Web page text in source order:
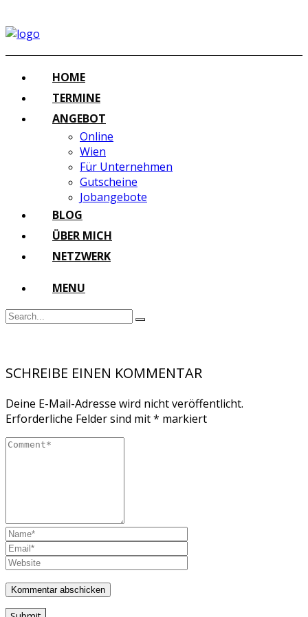
HOME
TERMINE
ANGEBOT
Online
Wien
Für Unternehmen
Gutscheine
Jobangebote
BLOG
ÜBER MICH
NETZWERK
MENU
SCHREIBE EINEN KOMMENTAR
Deine E-Mail-Adresse wird nicht veröffentlicht.
Erforderliche Felder sind mit* markiert